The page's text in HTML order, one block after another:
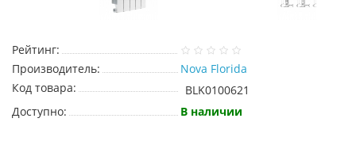
Рейтинг:
Производитель:
Nova Florida
Код товара:
BLK0100621
Доступно:
В наличии